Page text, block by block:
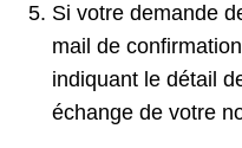
Si votre demande
mail de
indiquant le détail
échange de votre